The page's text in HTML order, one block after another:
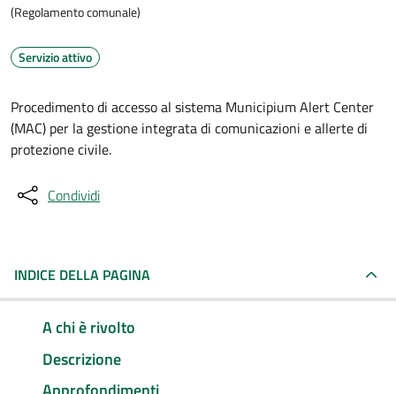
(Regolamento comunale)
Servizio attivo
Procedimento di accesso al sistema Municipium Alert Center
(MAC) per la gestione integrata di comunicazioni e allerte di
protezione civile.
Condividi
INDICE DELLA PAGINA
A chi è rivolto
Descrizione